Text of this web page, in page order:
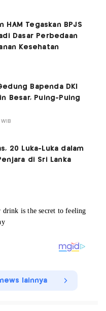
HAM Tegaskan BPJS
Dasar Perbedaan
Kesehatan
Bapenda DKI
Besar, Puing-Puing
20 Luka-Luka dalam
di Sri Lanka
lainnya